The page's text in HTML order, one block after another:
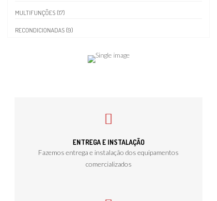
MULTIFUNÇÕES (17)
RECONDICIONADAS (9)
ENTREGA E INSTALAÇÃO
Fazemos entrega e instalação dos equipamentos
comercializados